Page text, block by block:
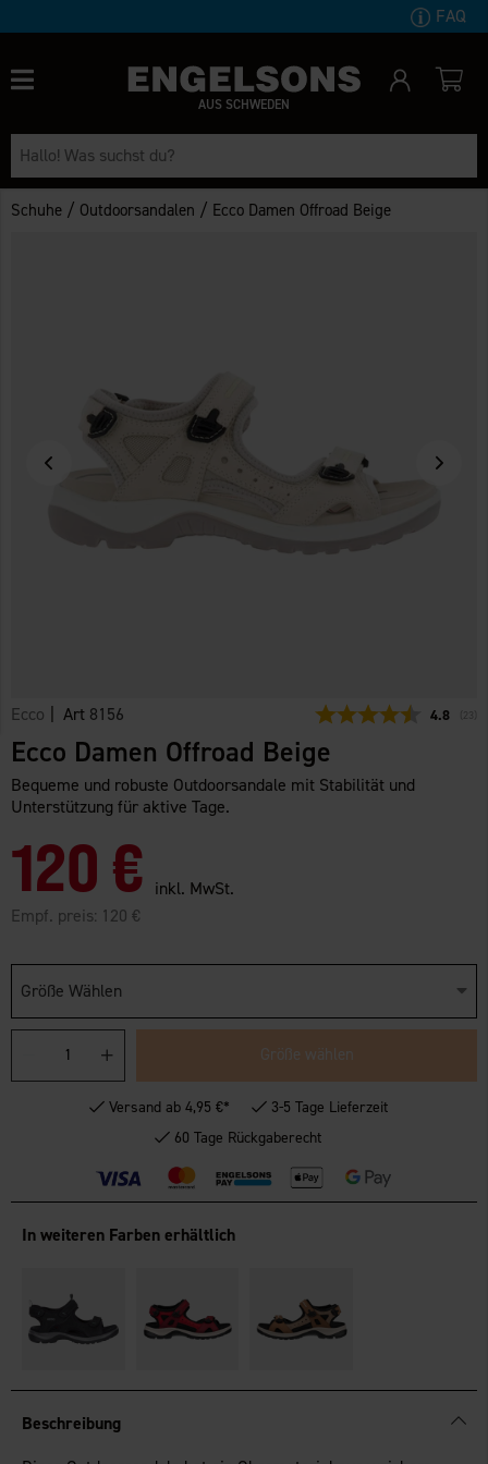
FAQ
AUS SCHWEDEN
Schuhe / Outdoorsandalen / Ecco Damen Offroad Beige
Ecco | Art 8156 4.8 23
Ecco Damen Offroad Beige
Bequeme und robuste Outdoorsandale mit Stabilität und
Unterstützung für aktive Tage.
120 € inkl. MwSt.
Empf. preis: 120 €
Größe Wählen
Größe wählen
Versand ab 4,95 €*
3-5 Tage Lieferzeit
60 Tage Rückgaberecht
In weiteren Farben erhältlich
Beschreibung